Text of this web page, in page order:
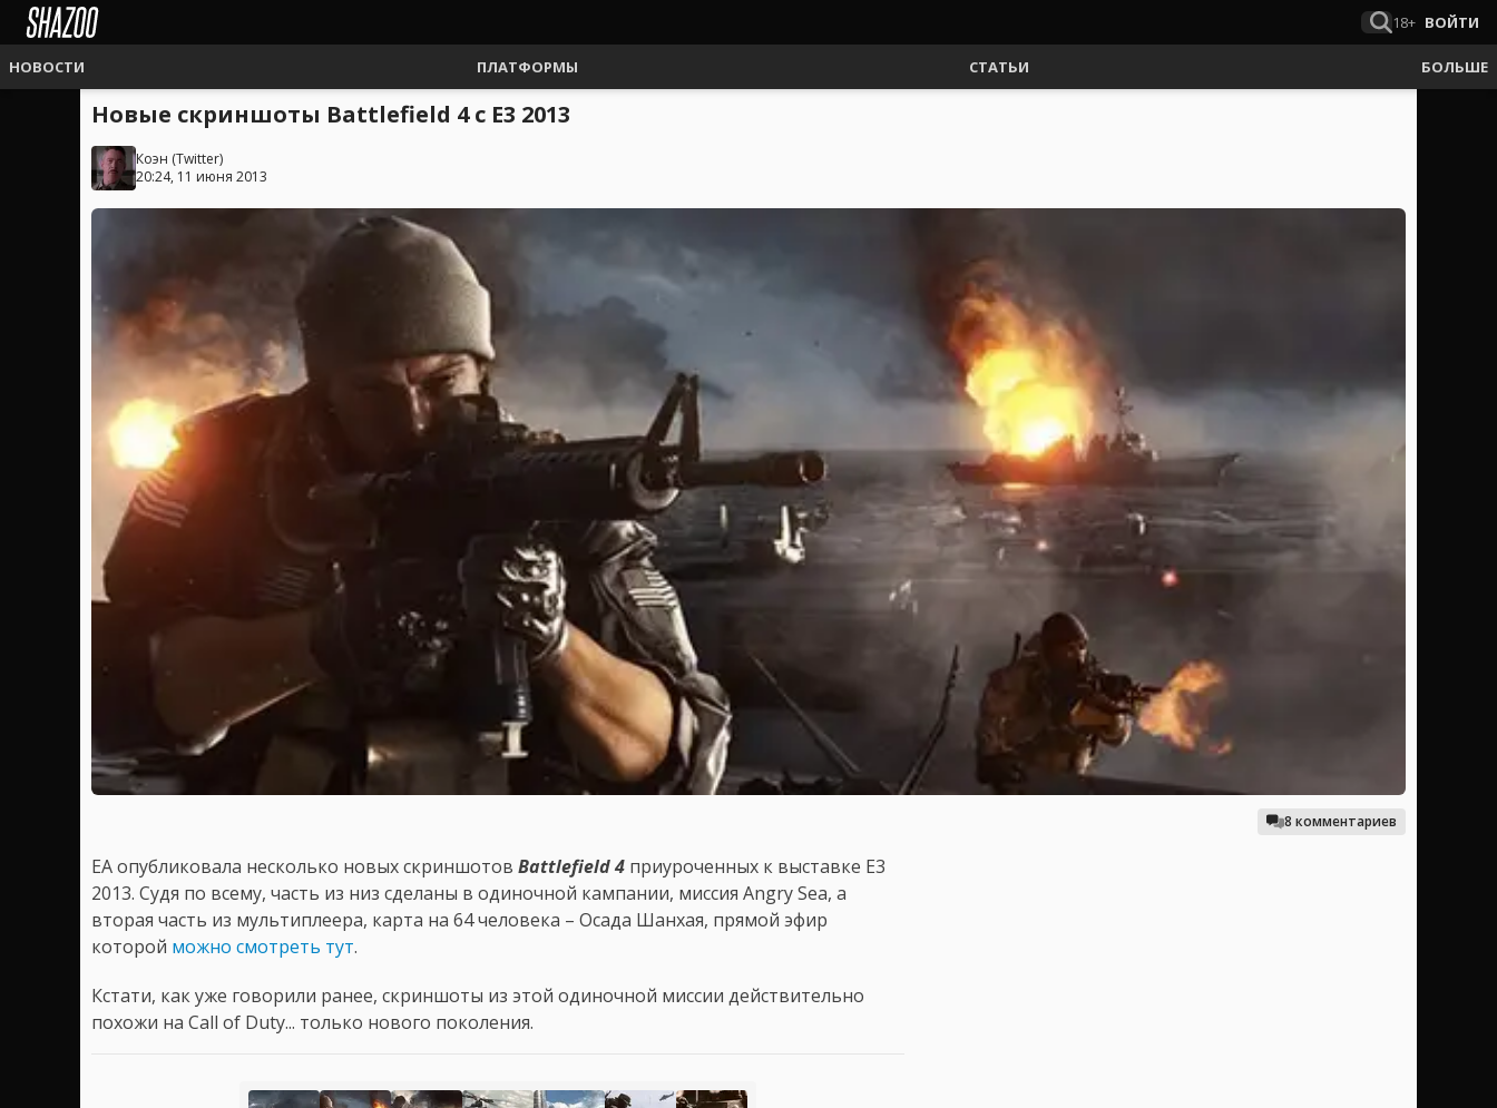
18+ ВОЙТИ
НОВОСТИ ПЛАТФОРМЫ СТАТЬИ БОЛЬШЕ
Новые скриншоты Battlefield 4 с E3 2013
Коэн (Twitter)
20:24, 11 июня 2013
8 комментариев
EA опубликовала несколько новых скриншотов Battlefield 4 приуроченных к выставке E3
2013. Судя по всему, часть из низ сделаны в одиночной кампании, миссия Angry Sea, а
вторая часть из мультиплеера, карта на 64 человека – Осада Шанхая, прямой эфир
которой можно смотреть тут.
Кстати, как уже говорили ранее, скриншоты из этой одиночной миссии действительно
похожи на Call of Duty... только нового поколения.